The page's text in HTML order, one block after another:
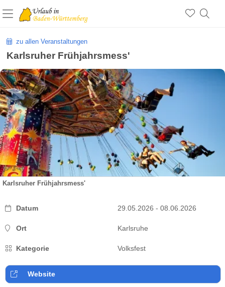
zu allen Veranstaltungen
Karlsruher Frühjahrsmess'
Karlsruher Frühjahrsmess'
Datum 29.05.2026 - 08.06.2026
Ort Karlsruhe
Kategorie Volksfest
Website